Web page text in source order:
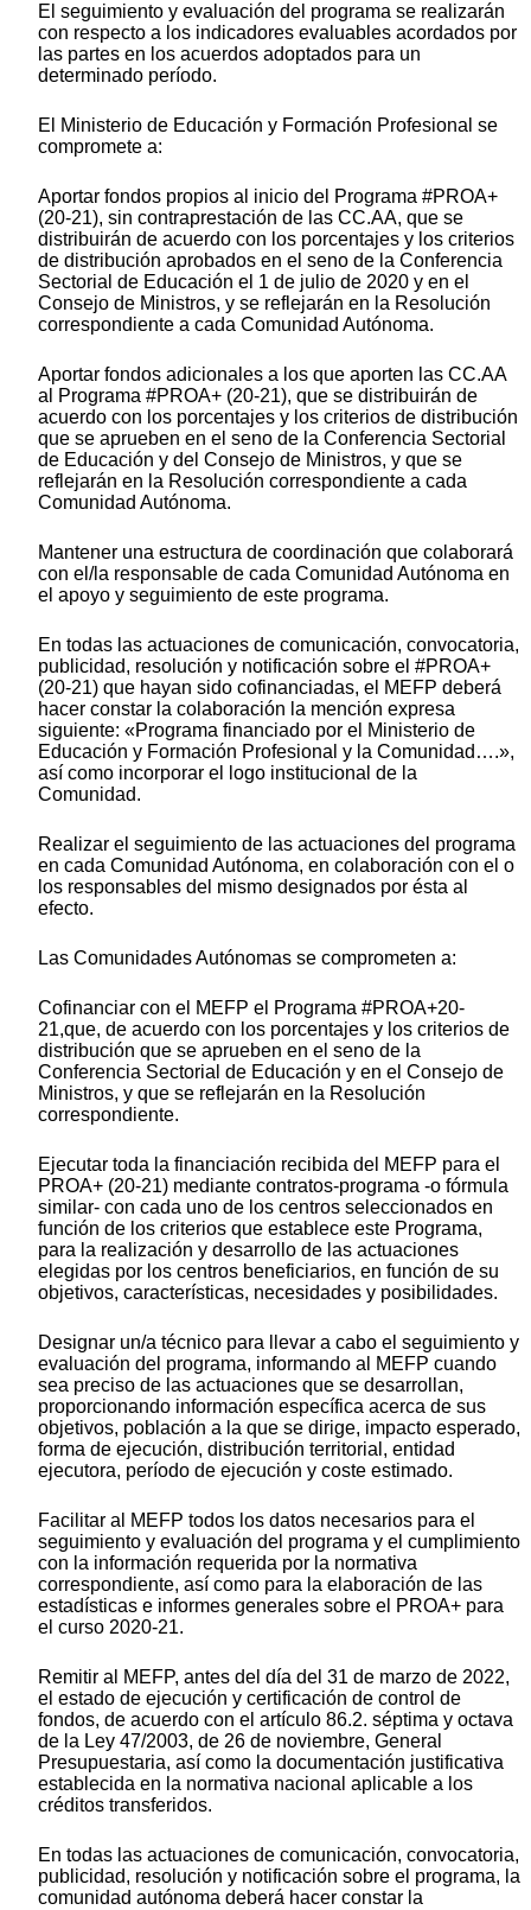
El seguimiento y evaluación del programa se realizarán
con respecto a los indicadores evaluables acordados por
las partes en los acuerdos adoptados para un
determinado período.
El Ministerio de Educación y Formación Profesional se
compromete a:
Aportar fondos propios al inicio del Programa #PROA+
(20-21), sin contraprestación de las CC.AA, que se
distribuirán de acuerdo con los porcentajes y los criterios
de distribución aprobados en el seno de la Conferencia
Sectorial de Educación el 1 de julio de 2020 y en el
Consejo de Ministros, y se reflejarán en la Resolución
correspondiente a cada Comunidad Autónoma.
Aportar fondos adicionales a los que aporten las CC.AA
al Programa #PROA+ (20-21), que se distribuirán de
acuerdo con los porcentajes y los criterios de distribución
que se aprueben en el seno de la Conferencia Sectorial
de Educación y del Consejo de Ministros, y que se
reflejarán en la Resolución correspondiente a cada
Comunidad Autónoma.
Mantener una estructura de coordinación que colaborará
con el/la responsable de cada Comunidad Autónoma en
el apoyo y seguimiento de este programa.
En todas las actuaciones de comunicación, convocatoria,
publicidad, resolución y notificación sobre el #PROA+
(20-21) que hayan sido cofinanciadas, el MEFP deberá
hacer constar la colaboración la mención expresa
siguiente: «Programa financiado por el Ministerio de
Educación y Formación Profesional y la Comunidad….»,
así como incorporar el logo institucional de la
Comunidad.
Realizar el seguimiento de las actuaciones del programa
en cada Comunidad Autónoma, en colaboración con el o
los responsables del mismo designados por ésta al
efecto.
Las Comunidades Autónomas se comprometen a:
Cofinanciar con el MEFP el Programa #PROA+20-
21,que, de acuerdo con los porcentajes y los criterios de
distribución que se aprueben en el seno de la
Conferencia Sectorial de Educación y en el Consejo de
Ministros, y que se reflejarán en la Resolución
correspondiente.
Ejecutar toda la financiación recibida del MEFP para el
PROA+ (20-21) mediante contratos-programa -o fórmula
similar- con cada uno de los centros seleccionados en
función de los criterios que establece este Programa,
para la realización y desarrollo de las actuaciones
elegidas por los centros beneficiarios, en función de su
objetivos, características, necesidades y posibilidades.
Designar un/a técnico para llevar a cabo el seguimiento y
evaluación del programa, informando al MEFP cuando
sea preciso de las actuaciones que se desarrollan,
proporcionando información específica acerca de sus
objetivos, población a la que se dirige, impacto esperado,
forma de ejecución, distribución territorial, entidad
ejecutora, período de ejecución y coste estimado.
Facilitar al MEFP todos los datos necesarios para el
seguimiento y evaluación del programa y el cumplimiento
con la información requerida por la normativa
correspondiente, así como para la elaboración de las
estadísticas e informes generales sobre el PROA+ para
el curso 2020-21.
Remitir al MEFP, antes del día del 31 de marzo de 2022,
el estado de ejecución y certificación de control de
fondos, de acuerdo con el artículo 86.2. séptima y octava
de la Ley 47/2003, de 26 de noviembre, General
Presupuestaria, así como la documentación justificativa
establecida en la normativa nacional aplicable a los
créditos transferidos.
En todas las actuaciones de comunicación, convocatoria,
publicidad, resolución y notificación sobre el programa, la
comunidad autónoma deberá hacer constar la